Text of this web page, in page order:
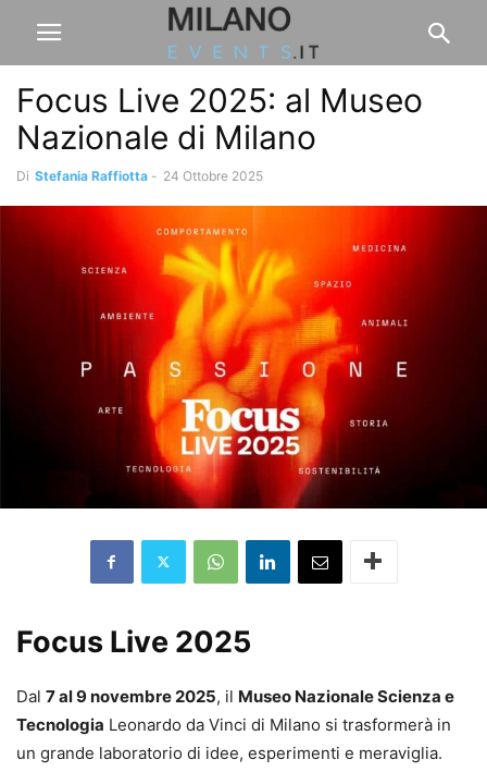
Focus Live 2025: al Museo
Nazionale di Milano
Di Stefania Raffiotta - 24 Ottobre 2025
Focus Live 2025
Dal 7 al 9 novembre 2025, il Museo Nazionale Scienza e
Tecnologia Leonardo da Vinci di Milano si trasformerà in
un grande laboratorio di idee, esperimenti e meraviglia.